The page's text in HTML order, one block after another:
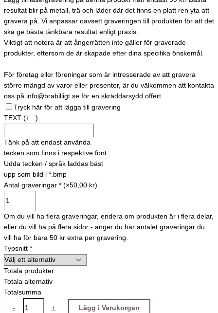
resultat blir på metall, trä och läder där det finns en platt ren yta att
gravera på. Vi anpassar oavsett graveringen till produkten för att det
ska ge bästa tänkbara resultat enligt praxis.
Viktigt att notera är att ångerrätten inte gäller för graverade
produkter, eftersom de är skapade efter dina specifika önskemål.
För företag eller föreningar som är intresserade av att gravera
större mängd av varor eller presenter, är du välkommen att kontakta
oss på info@brabilligt.se för en skräddarsydd offert.
Tryck här för att lägga till gravering
TEXT (+...)
Tänk på att endast använda
tecken som finns i respektive font.
Udda tecken / språk laddas bäst
upp som bild i *.bmp
Antal graveringar * (×50,00 kr)
Om du vill ha flera graveringar, endera om produkten är i flera delar,
eller du vill ha på flera sidor - anger du här antalet graveringar du
vill ha för bara 50 kr extra per gravering.
Typsnitt *
Totala produkter
Totala alternativ
Totalsumma
- + Lägg i Varukorgen